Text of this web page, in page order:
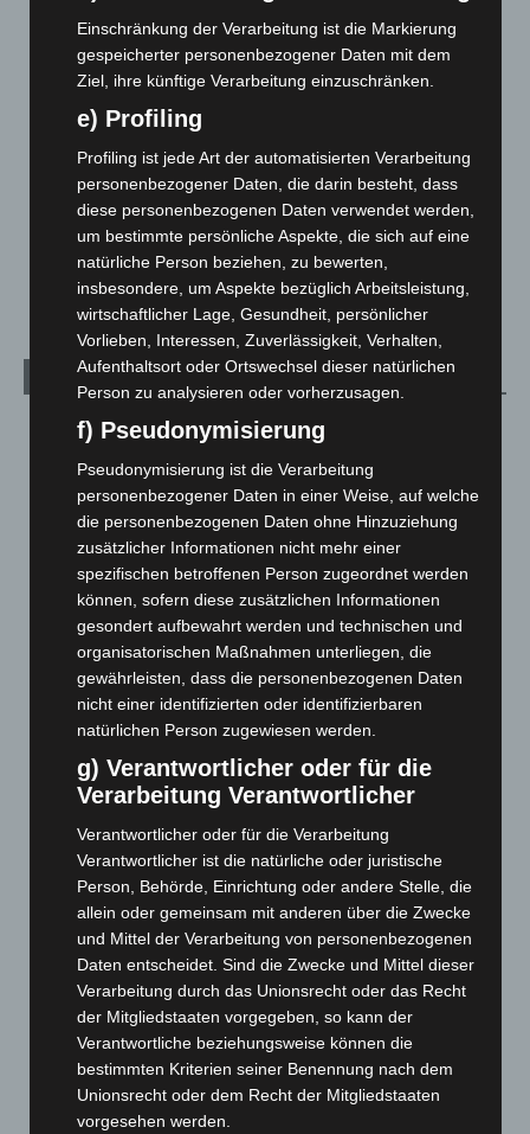
Corona-News
Hannover und Region
Leserbriefe
Über uns
Veranstaltungen
1.888
Archiv
August 2026(14)
Juli 2026(73)
Juni 2026(139)
Mai 2026(99)
April 2026(99)
März 2026(115)
Februar 2026 (109)
Januar 2026(122)
Dezember 2025(103)
Oktober 2025(112)
August 2025(90)
Juli 2025(90)
Juni 2025(103)
Mai 2025(112)
April 2025(88)
März 2025 (111)
Februar 2025(96)
Januar 2025(88)
Einschränkung der Verarbeitung ist die Markierung
gespeicherter personenbezogener Daten mit dem
Ziel, ihre künftige Verarbeitung einzuschränken.
e) Profiling
Profiling ist jede Art der automatisierten Verarbeitung
personenbezogener Daten, die darin besteht, dass
diese personenbezogenen Daten verwendet werden,
um bestimmte persönliche Aspekte, die sich auf eine
natürliche Person beziehen, zu bewerten,
insbesondere, um Aspekte bezüglich Arbeitsleistung,
wirtschaftlicher Lage, Gesundheit, persönlicher
Vorlieben, Interessen, Zuverlässigkeit, Verhalten,
Aufenthaltsort oder Ortswechsel dieser natürlichen
Person zu analysieren oder vorherzusagen.
f) Pseudonymisierung
Pseudonymisierung ist die Verarbeitung
personenbezogener Daten in einer Weise, auf welche
die personenbezogenen Daten ohne Hinzuziehung
zusätzlicher Informationen nicht mehr einer
spezifischen betroffenen Person zugeordnet werden
können, sofern diese zusätzlichen Informationen
gesondert aufbewahrt werden und technischen und
organisatorischen Maßnahmen unterliegen, die
gewährleisten, dass die personenbezogenen Daten
nicht einer identifizierten oder identifizierbaren
natürlichen Person zugewiesen werden.
g) Verantwortlicher oder für die
Verarbeitung Verantwortlicher
Verantwortlicher oder für die Verarbeitung
Verantwortlicher ist die natürliche oder juristische
Person, Behörde, Einrichtung oder andere Stelle, die
allein oder gemeinsam mit anderen über die Zwecke
und Mittel der Verarbeitung von personenbezogenen
Daten entscheidet. Sind die Zwecke und Mittel dieser
Verarbeitung durch das Unionsrecht oder das Recht
der Mitgliedstaaten vorgegeben, so kann der
Verantwortliche beziehungsweise können die
bestimmten Kriterien seiner Benennung nach dem
Unionsrecht oder dem Recht der Mitgliedstaaten
vorgesehen werden.